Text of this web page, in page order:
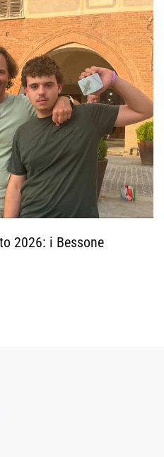
2026: i Bessone